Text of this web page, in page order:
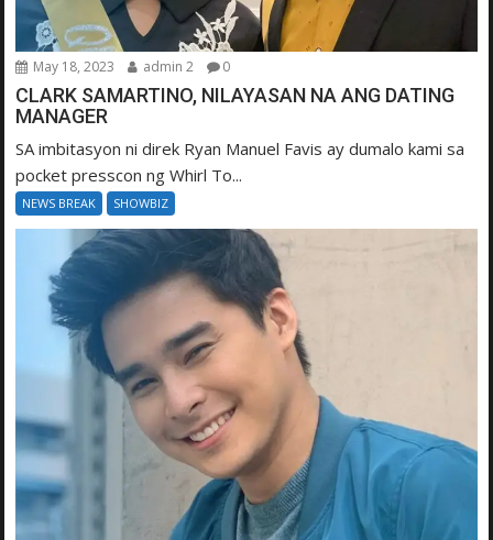
May 18, 2023 admin 2 0
CLARK SAMARTINO, NILAYASAN NA ANG DATING
MANAGER
SA imbitasyon ni direk Ryan Manuel Favis ay dumalo kami sa
pocket presscon ng Whirl To...
NEWS BREAK SHOWBIZ